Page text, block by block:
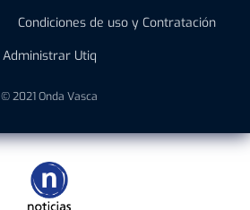
Condiciones de uso y Contratación
Administrar Utiq
© 2021 Onda Vasca